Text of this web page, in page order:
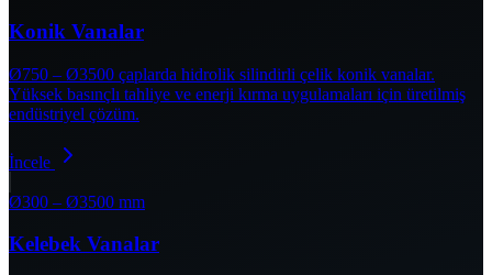
Konik Vanalar
Ø750 – Ø3500 çaplarda hidrolik silindirli çelik konik vanalar.
Yüksek basınçlı tahliye ve enerji kırma uygulamaları için üretilmiş
endüstriyel çözüm.
İncele
Ø300 – Ø3500 mm
Kelebek Vanalar